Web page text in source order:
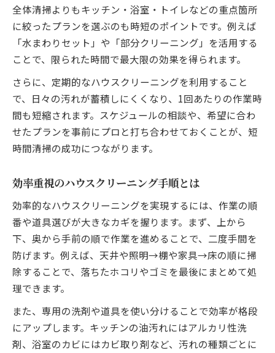
全体清掃よりもキッチン・浴室・トイレなどの重点箇所
に絞ったプランを選ぶのも時短のポイントです。例えば
「水まわりセット」や「部分クリーニング」を活用する
ことで、限られた時間で最大限の効果を得られます。
さらに、定期的なハウスクリーニングを利用すること
で、日々の汚れが蓄積しにくくなり、1回あたりの作業時
間も短縮されます。スケジュールの相談や、希望に合わ
せたプランを事前にプロと打ち合わせておくことが、短
時間清掃の成功につながります。
効率重視のハウスクリーニング手順とは
効率的なハウスクリーニングを実現するには、作業の順
番や道具選びが大きなカギを握ります。まず、上から
下、奥から手前の順で作業を進めることで、二度手間を
防げます。例えば、天井や照明→棚や家具→床の順に掃
除することで、落ちたホコリやゴミを最後にまとめて処
理できます。
また、専用の洗剤や道具を使い分けることで効率が格段
にアップします。キッチンの油汚れにはアルカリ性洗
剤、浴室のカビにはカビ取り剤など、汚れの種類ごとに